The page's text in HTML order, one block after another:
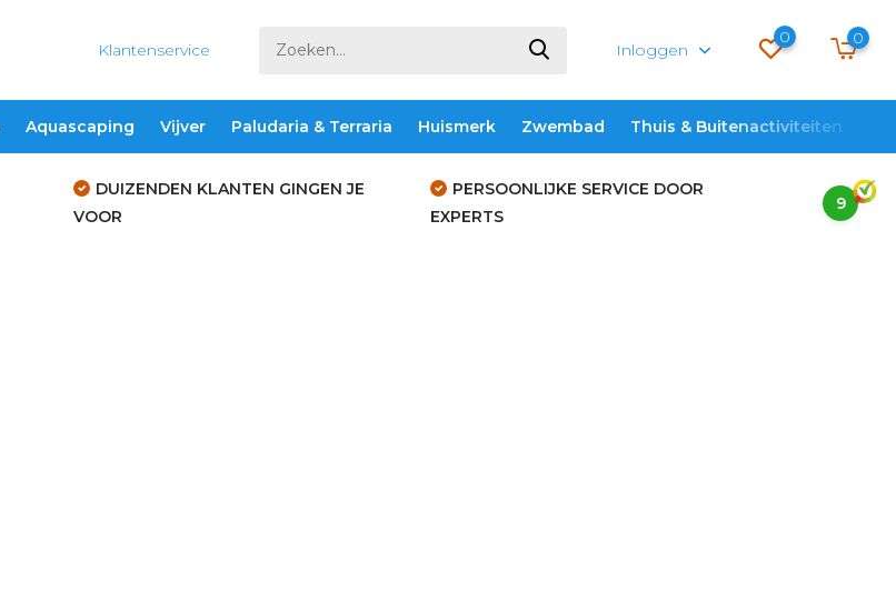
Klantenservice Inloggen
0 0
Aquascaping Vijver Paludaria & Terraria Huismerk Zwembad Thuis & Buitenactiviteiten
DUIZENDEN KLANTEN GINGEN JE
VOOR
PERSOONLIJKE SERVICE DOOR
EXPERTS
9